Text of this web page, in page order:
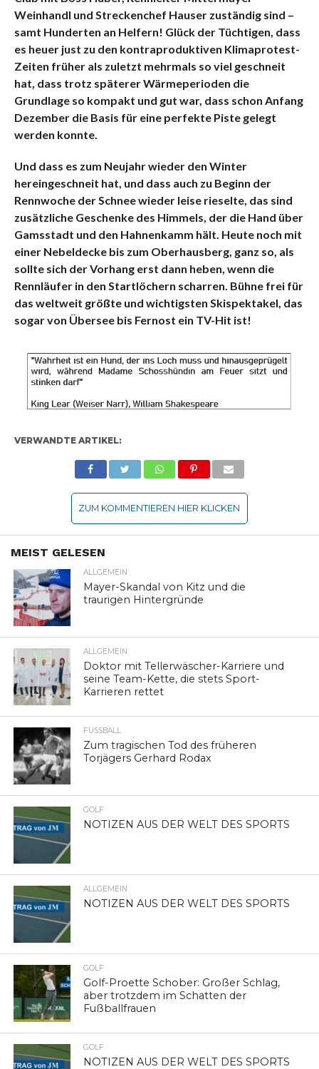
Weinhandl und Streckenchef Hauser zuständig sind –
samt Hunderten an Helfern! Glück der Tüchtigen, dass
es heuer just zu den kontraproduktiven Klimaprotest-
Zeiten früher als zuletzt mehrmals so viel geschneit
hat, dass trotz späterer Wärmeperioden die
Grundlage so kompakt und gut war, dass schon Anfang
Dezember die Basis für eine perfekte Piste gelegt
werden konnte.
Und dass es zum Neujahr wieder den Winter
hereingeschneit hat, und dass auch zu Beginn der
Rennwoche der Schnee wieder leise rieselte, das sind
zusätzliche Geschenke des Himmels, der die Hand über
Gamsstadt und den Hahnenkamm hält. Heute noch mit
einer Nebeldecke bis zum Oberhausberg, ganz so, als
sollte sich der Vorhang erst dann heben, wenn die
Rennläufer in den Startlöchern scharren. Bühne frei für
das weltweit größte und wichtigsten Skispektakel, das
sogar von Übersee bis Fernost ein TV-Hit ist!
VERWANDTE ARTIKEL:
ZUM KOMMENTIEREN HIER KLICKEN
MEIST GELESEN
ALLGEMEIN
Mayer-Skandal von Kitz und die
traurigen Hintergründe
ALLGEMEIN
Doktor mit Tellerwäscher-Karriere und
seine Team-Kette, die stets Sport-
Karrieren rettet
FUSSBALL
Zum tragischen Tod des früheren
Torjägers Gerhard Rodax
GOLF
NOTIZEN AUS DER WELT DES SPORTS
ALLGEMEIN
NOTIZEN AUS DER WELT DES SPORTS
GOLF
Golf-Proette Schober: Großer Schlag,
aber trotzdem im Schatten der
Fußballfrauen
GOLF
NOTIZEN AUS DER WELT DES SPORTS